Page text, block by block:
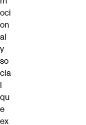
oci
on
al
y
so
cia
l
qu
e
ex